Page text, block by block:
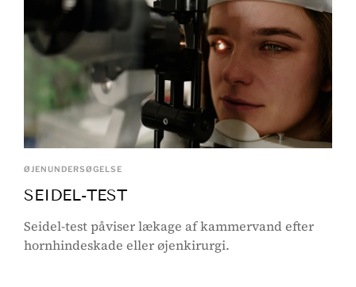
ØJENUNDERSØGELSE
SEIDEL-TEST
Seidel-test påviser lækage af kammervand efter
hornhindeskade eller øjenkirurgi.